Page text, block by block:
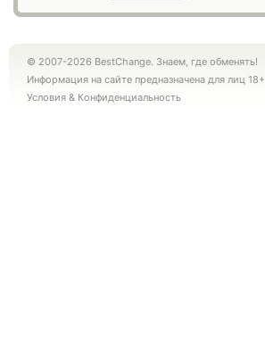
© 2007-2026 BestChange. Знаем, где обменять!
Информация на сайте предназначена для лиц 18+
Условия & Конфиденциальность